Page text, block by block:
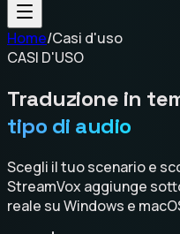
Home/Casi d'uso
CASI D'USO
Traduzione in
tipo di audio
Scegli il tuo scenario e
StreamVox aggiunge
reale su Windows e